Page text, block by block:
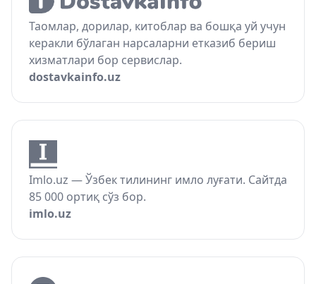
Таомлар, дорилар, китоблар ва бошқа уй учун
керакли бўлаган нарсаларни етказиб бериш
хизматлари бор сервислар.
dostavkainfo.uz
Imlo.uz — Ўзбек тилининг имло луғати. Сайтда
85 000 ортиқ сўз бор.
imlo.uz